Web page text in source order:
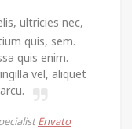
ultricies nec,
quis, sem.
quis enim.
vel, aliquet
Envato